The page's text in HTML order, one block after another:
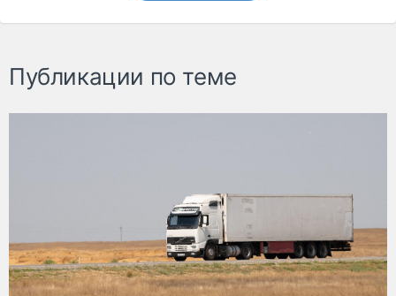
Публикации по теме